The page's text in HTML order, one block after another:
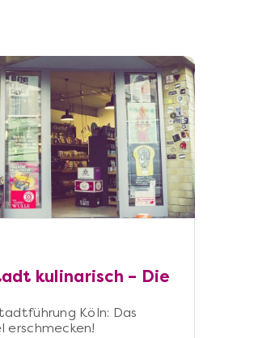
kulinarisch – Die
Köln: Das
erschmecken!